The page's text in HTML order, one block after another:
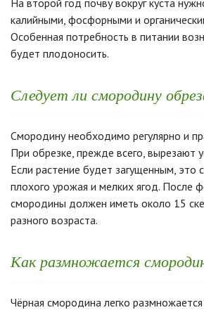
калийными, фосфорными и
Особенная потребность в питании
будет плодоносить.
Следует ли смородину
Смородину необходимо регулярно и
При обрезке, прежде всего, вырезают
Если растение будет загущенным, это
плохого урожая и мелких ягод. После
смородины должен иметь около 15
разного возраста.
Как размножается
Чёрная смородина легко